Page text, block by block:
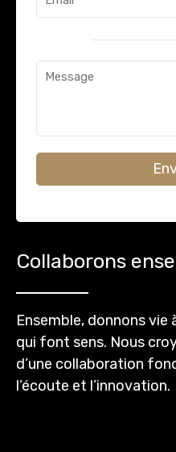
Collaborons
Ensemble, donnons
qui font sens. Nous
d’une collaboration
l’écoute et l’innovation.